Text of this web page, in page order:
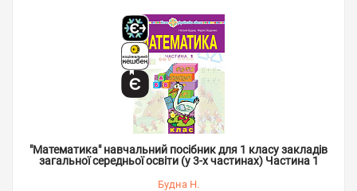
"Математика" навчальний посібник для 1 класу закладів
загальної середньої освіти (у 3-х частинах) Частина 1
Будна Н.